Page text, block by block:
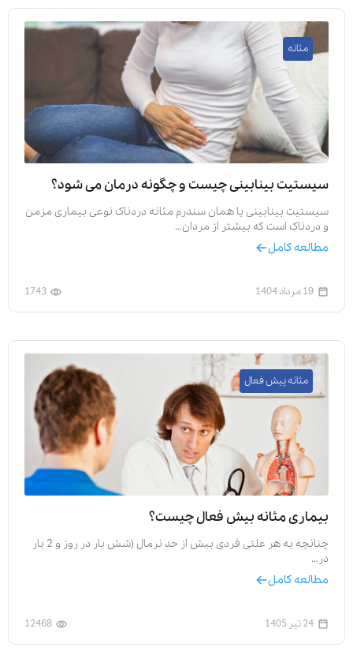
مثانه
سیستیت بینابینی چیست و چگونه درمان می شود؟
سیستیت بینابینی یا همان سندرم مثانه دردناک نوعی بیماری مزمن
و دردناک است که بیشتر از مردان…
مطالعه کامل
19 مرداد 1404 1743
مثانه پیش فعال
بیماری مثانه بیش فعال چیست؟
چنانچه به هر علتی فردی بیش از حد نرمال (شش بار در روز و 2 بار
در…
مطالعه کامل
24 تیر 1405 12468
ارسال
قدرت گرفته از همیارسیستم